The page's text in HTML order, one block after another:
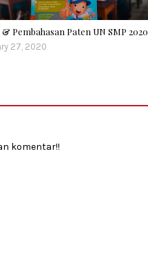
& Pembahasan Paten UN SMP 2020
27, 2020
komentar!!